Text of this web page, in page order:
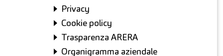
Privacy
Cookie policy
Trasparenza ARERA
Organigramma aziendale